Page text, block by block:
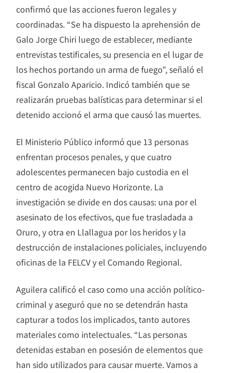
confirmó que las acciones fueron legales y
coordinadas. “Se ha dispuesto la aprehensión de
Galo Jorge Chiri luego de establecer, mediante
entrevistas testificales, su presencia en el lugar de
los hechos portando un arma de fuego”, señaló el
fiscal Gonzalo Aparicio. Indicó también que se
realizarán pruebas balísticas para determinar si el
detenido accionó el arma que causó las muertes.
El Ministerio Público informó que 13 personas
enfrentan procesos penales, y que cuatro
adolescentes permanecen bajo custodia en el
centro de acogida Nuevo Horizonte. La
investigación se divide en dos causas: una por el
asesinato de los efectivos, que fue trasladada a
Oruro, y otra en Llallagua por los heridos y la
destrucción de instalaciones policiales, incluyendo
oficinas de la FELCV y el Comando Regional.
Aguilera calificó el caso como una acción político-
criminal y aseguró que no se detendrán hasta
capturar a todos los implicados, tanto autores
materiales como intelectuales. “Las personas
detenidas estaban en posesión de elementos que
han sido utilizados para causar muerte. Vamos a